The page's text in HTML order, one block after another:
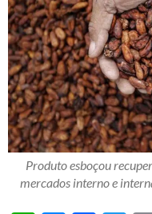
Produto esboçou
mercados interno e